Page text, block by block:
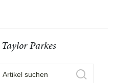
Parkes